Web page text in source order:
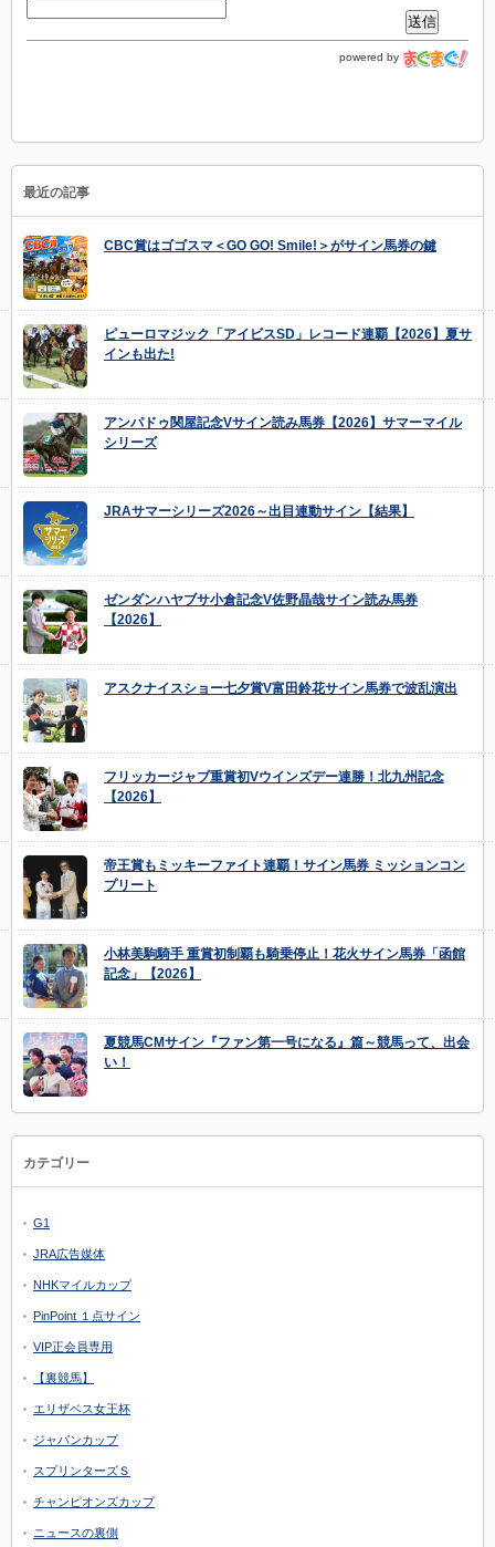
powered by
最近の記事
CBC賞はゴゴスマ＜GO GO! Smile!＞がサイン馬券の鍵
ピューロマジック「アイビスSD」レコード連覇【2026】夏サ
インも出た!
アンパドゥ関屋記念Vサイン読み馬券【2026】サマーマイル
シリーズ
JRAサマーシリーズ2026～出目連動サイン【結果】
ゼンダンハヤブサ小倉記念V佐野晶哉サイン読み馬券
【2026】
アスクナイスショー七夕賞V富田鈴花サイン馬券で波乱演出
フリッカージャブ重賞初Vウインズデー連勝！北九州記念
【2026】
帝王賞もミッキーファイト連覇！サイン馬券 ミッションコン
プリート
小林美駒騎手 重賞初制覇も騎乗停止！花火サイン馬券「函館
記念」【2026】
夏競馬CMサイン『ファン第一号になる』篇～競馬って、出会
い！
カテゴリー
G1
JRA広告媒体
NHKマイルカップ
PinPoint １点サイン
VIP正会員専用
【裏競馬】
エリザベス女王杯
ジャパンカップ
スプリンターズＳ
チャンピオンズカップ
ニュースの裏側